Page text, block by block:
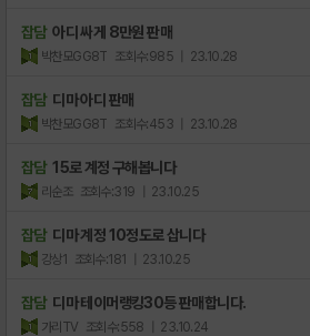
잡담 아디 싸게 8만원 판매
박찬모GG8T 조회수:985 | 23.10.28
잡담 디마 아디 판매
박찬모GG8T 조회수:453 | 23.10.28
잡담 15로 계정 구해봅니다
리순조 조회수:319 | 23.10.25
잡담 디마 계정 10정도로 삽니다
강상1 조회수:181 | 23.10.25
잡담 디마 테이머랭킹30등 판매합니다.
가리TV 조회수:558 | 23.10.24